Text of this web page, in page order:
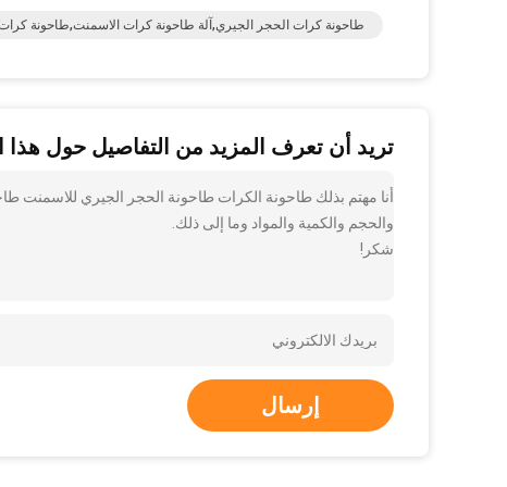
طاحونة كرات الحجر الجيري,آلة طاحونة كرات الاسمنت,طاحونة
تريد أن تعرف المزيد من التفاصيل حول هذا
أنا مهتم بذلك طاحونة الكرات طاحونة الحجر الجيري للاسمنت
والحجم والكمية والمواد وما إلى ذلك.
شكر!
إرسال